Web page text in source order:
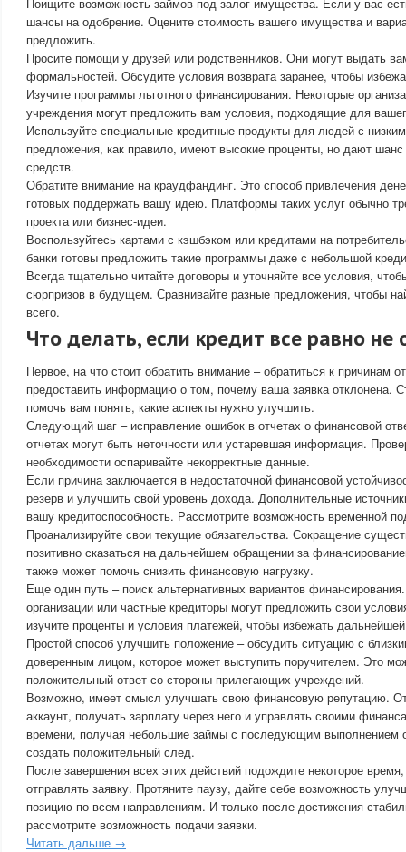
шансы на одобрение. Оцените стоимость вашего имущества и
предложить.
Просите помощи у друзей или родственников. Они могут выдать
формальностей. Обсудите условия возврата заранее, чтобы
Изучите программы льготного финансирования. Некоторые
учреждения могут предложить вам условия, подходящие для
Используйте специальные кредитные продукты для людей с
предложения, как правило, имеют высокие проценты, но дают
средств.
Обратите внимание на краудфандинг. Это способ привлечения
готовых поддержать вашу идею. Платформы таких услуг обычно
проекта или бизнес-идеи.
Воспользуйтесь картами с кэшбэком или кредитами на
банки готовы предложить такие программы даже с небольшой
Всегда тщательно читайте договоры и уточняйте все условия,
сюрпризов в будущем. Сравнивайте разные предложения, чтобы
всего.
Что делать, если кредит все равно не
Первое, на что стоит обратить внимание – обратиться к причинам
предоставить информацию о том, почему ваша заявка отклонена.
помочь вам понять, какие аспекты нужно улучшить.
Следующий шаг – исправление ошибок в отчетах о финансовой
отчетах могут быть неточности или устаревшая информация.
необходимости оспаривайте некорректные данные.
Если причина заключается в недостаточной финансовой
резерв и улучшить свой уровень дохода. Дополнительные
вашу кредитоспособность. Рассмотрите возможность временной
Проанализируйте свои текущие обязательства. Сокращение
позитивно сказаться на дальнейшем обращении за
также может помочь снизить финансовую нагрузку.
Еще один путь – поиск альтернативных вариантов
организации или частные кредиторы могут предложить свои
изучите проценты и условия платежей, чтобы избежать
Простой способ улучшить положение – обсудить ситуацию с
доверенным лицом, которое может выступить поручителем. Это
положительный ответ со стороны прилегающих учреждений.
Возможно, имеет смысл улучшать свою финансовую репутацию.
аккаунт, получать зарплату через него и управлять своими
времени, получая небольшие займы с последующим выполнением
создать положительный след.
После завершения всех этих действий подождите некоторое
отправлять заявку. Протяните паузу, дайте себе возможность
позицию по всем направлениям. И только после достижения
рассмотрите возможность подачи заявки.
Читать дальше →